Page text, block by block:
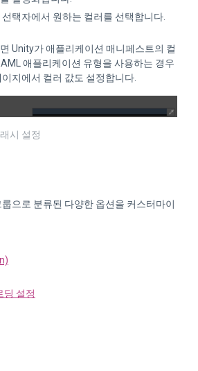
선택자에서 원하는 컬러를 선택합니다.
Unity가 애플리케이션 매니페스트의 컬
애플리케이션 유형을 사용하는 경우
지에서 컬러 값도 설정합니다.
시 설정
으로 분류된 다양한 옵션을 커스터마이
딩 설정